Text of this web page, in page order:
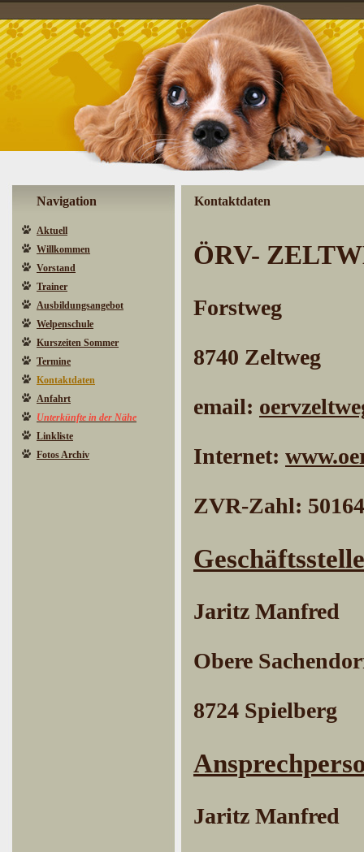
Navigation
Aktuell
Willkommen
Vorstand
Trainer
Ausbildungsangebot
Welpenschule
Kurszeiten Sommer
Termine
Kontaktdaten
Anfahrt
Unterkünfte in der Nähe
Linkliste
Fotos Archiv
Kontaktdaten
ÖRV-
Forstweg
8740 Zeltweg
email:
Internet:
ZVR-Zahl:
Jaritz Manfred
Obere
8724 Spielberg
Jaritz